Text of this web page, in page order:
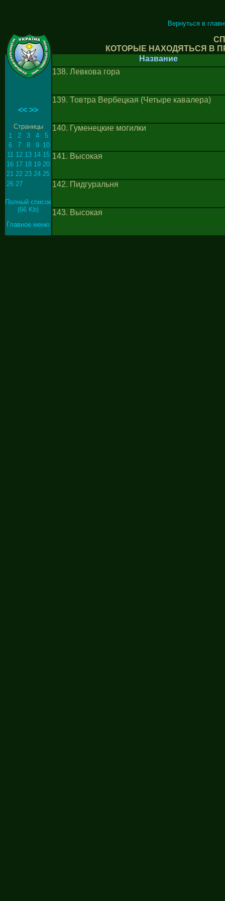
Вернуться в
КОТОРЫЕ НАХОДЯТЬСЯ В
<< >>
Страницы
1
2 3 4
5
6
7 8 9 10
11 12 13 14 15
16 17 18 19 20
21 22 23 24 25
26 27
Полный список
(66 Kb)
Главное меню
Название
138. Левкова гора
139. Товтра Вербецкая (Четыре кавалера)
140. Гуменецкие могилки
141. Высокая
142. Пидгуральня
143. Высокая